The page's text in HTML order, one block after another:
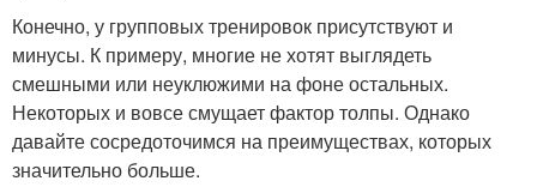
Конечно, у групповых тренировок присутствуют и
минусы. К примеру, многие не хотят выглядеть
смешными или неуклюжими на фоне остальных.
Некоторых и вовсе смущает фактор толпы. Однако
давайте сосредоточимся на преимуществах, которых
значительно больше.